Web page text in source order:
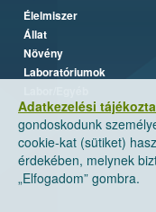
Adatkezelési
gondoskodunk
cookie-kat (sütiket)
érdekében, melynek
„Elfogadom” gombra.
Élelmiszer
Állat
Növény
Laboratóriumok